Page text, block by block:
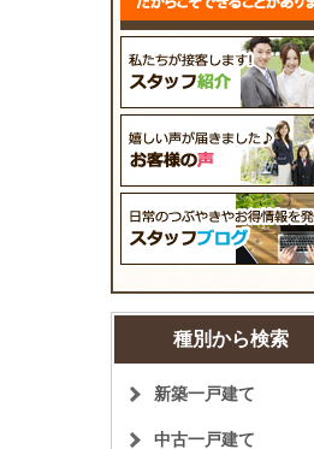
種別から検索
新築一戸建て
中古一戸建て